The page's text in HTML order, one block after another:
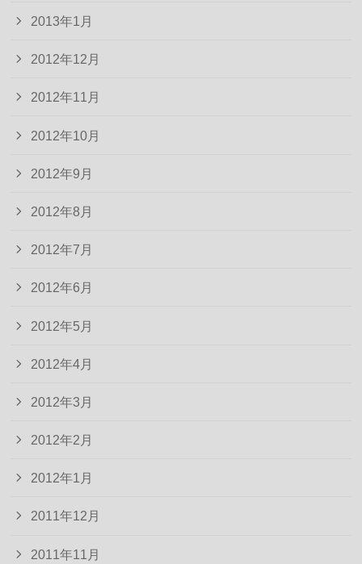
2013年1月
2012年12月
2012年11月
2012年10月
2012年9月
2012年8月
2012年7月
2012年6月
2012年5月
2012年4月
2012年3月
2012年2月
2012年1月
2011年12月
2011年11月